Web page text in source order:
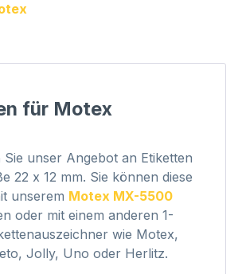
für Motex
Sie unser Angebot an Etiketten
22 x 12 mm. Sie können diese
unserem Motex MX-5500
oder mit einem anderen 1-
wie Motex,
Jolly, Uno oder Herlitz.